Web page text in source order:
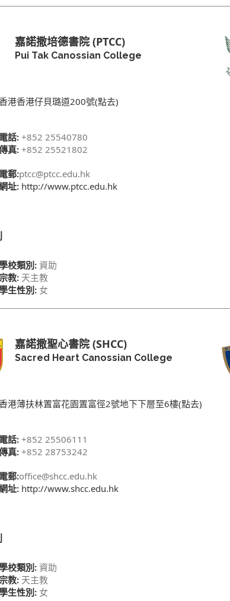
嘉諾撒培德書院 (PTCC)
Pui Tak Canossian College
港香港仔貝璐道200號(點去)
話: +852 25540780
真: +852 25521802
郵:ptcc@ptcc.edu.hk
址: http://www.ptcc.edu.hk
校類別: 資助
教: 天主教
生性別: 女
嘉諾撒聖心書院 (SHCC)
Sacred Heart Canossian College
港薄扶林置富花園置富徑2號地下下層至6樓(點去)
話: +852 25506111
真: +852 28753242
郵:office@shcc.edu.hk
址: http://www.shcc.edu.hk
校類別: 資助
教: 天主教
生性別: 女